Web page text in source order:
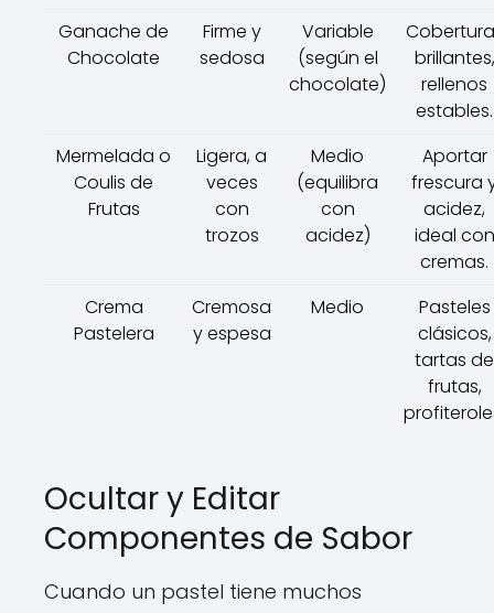
Ganache de
Chocolate
Firme y
sedosa
Variable
(según el
chocolate)
brillantes,
rellenos
estables.
Mermelada o
Coulis de
Frutas
Ligera, a
veces
con
trozos
Medio
(equilibra
con
acidez)
Aportar
frescura
acidez,
ideal con
cremas.
Crema
Pastelera
Cremosa
y espesa
Medio
Pasteles
clásicos,
tartas de
frutas,
Ocultar y Editar
Componentes de Sabor
Cuando un pastel tiene muchos